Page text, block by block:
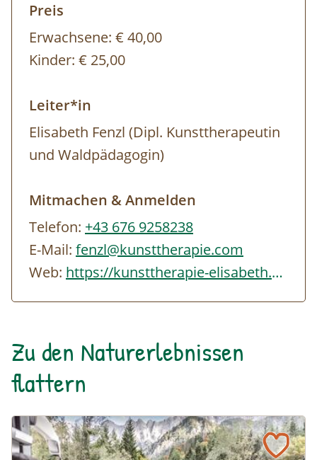
Preis
Erwachsene: € 40,00
Kinder: € 25,00
Leiter*in
Elisabeth Fenzl (Dipl. Kunsttherapeutin
und Waldpädagogin)
Mitmachen & Anmelden
Telefon: +43 676 9258238
E-Mail: fenzl@kunsttherapie.com
Web:
https://kunsttherapie-elisabeth.com
Zu den Naturerlebnissen
flattern